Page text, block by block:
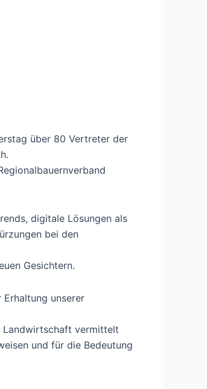
über 80 Vertreter der
digitale Lösungen als
bei den
Gesichtern.
unserer
Landwirtschaft vermittelt
und für die Bedeutung